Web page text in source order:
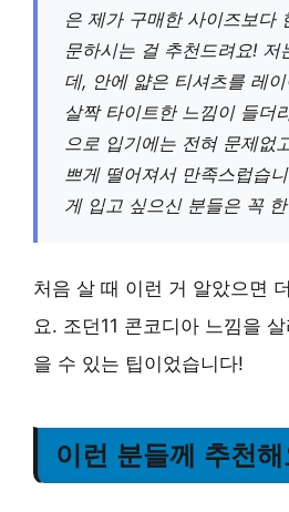
은 제가 구매한 사이즈보다
문하시는 걸 추천드려요! 저
데, 안에 얇은 티셔츠를 레
살짝 타이트한 느낌이 들더
으로 입기에는 전혀 문제없
쁘게 떨어져서 만족스럽습
게 입고 싶으신 분들은 꼭
처음 살 때 이런 거 알았으면
요. 조던11 콘코디아 느낌을
을 수 있는 팁이었습니다!
이런 분들께 추천해